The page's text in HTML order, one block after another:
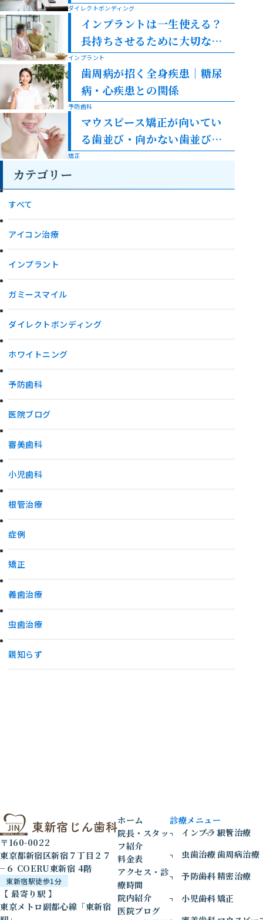
ぶべき？
ダイレクトボンディング
インプラントは一生使える？
長持ちさせるために大切なこ
と
インプラント
歯周病が招く全身疾患｜糖尿
病・心疾患との関係
予防歯科
マウスピース矯正が向いてい
る歯並び・向かない歯並びを
解説
矯正
カテゴリー
すべて
アイコン治療
インプラント
ガミースマイル
ダイレクトボンディング
ホワイトニング
予防歯科
医院ブログ
審美歯科
小児歯科
根管治療
症例
矯正
義歯治療
虫歯治療
親知らず
〒160-0022
東京都新宿区新宿７丁目２７
−６ COERU東新宿 4階
東新宿駅徒歩1分
【 最寄り駅 】
東京メトロ副都心線「東新宿
ホーム
院長・スタッ
フ紹介
料金表
アクセス・診
療時間
院内紹介
医院ブログ
診療メニュー
インプラント根管治療
虫歯治療歯周病治療
予防歯科精密治療
小児歯科矯正